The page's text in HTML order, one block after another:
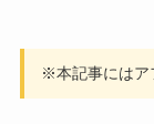
※本記事にはア